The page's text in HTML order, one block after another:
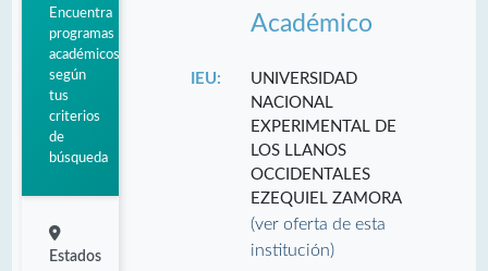
Encuentra
programas
académicos
según
tus
criterios
de
búsqueda
Estados
Académico
IEU:
UNIVERSIDAD
NACIONAL
EXPERIMENTAL DE
LOS LLANOS
OCCIDENTALES
EZEQUIEL ZAMORA
(ver oferta de esta
institución)